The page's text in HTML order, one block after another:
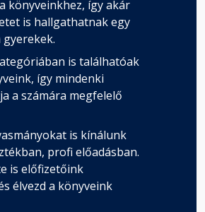
könyveinkhez, így akár
is hallgathatnak egy
is találhatóak
így mindenki
a számára megfelelő
is kínálunk
profi előadásban.
is előfizetőink
élvezd a könyveink